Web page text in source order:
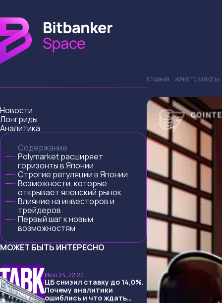
Новости
Лонгриды
Аналитика
Содержание
Polymarket расширяет
горизонты в Японии
Строгие регуляции в Японии
Возможности, которые
открывает японский рынок
Влияние на инвесторов и
трейдеров
Первый шаг к новым
возможностям
МОЖЕТ БЫТЬ ИНТЕРЕСНО
Июл 24, 22:22
ЦБ снизил ставку до 14,0%.
Почему аналитики
ошиблись и что ждать
ГЛАВНАЯ КРИПТОВАЛЮТЫ